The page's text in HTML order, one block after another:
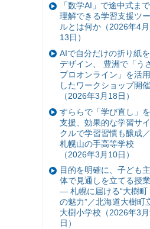
「数学AI」で途中式まで
理解できる学習支援ツー
ルとは何か（2026年4月
13日）
AIで自分だけの折り紙を
デザイン、 豊洲で「う
プロオンライン」を活用
したワークショップ開催
（2026年3月18日）
すららで「学び直し」を
支援、効果的な学習サイ
クルで学習習慣も醸成／
札幌山の手高等学校
（2026年3月10日）
目的を明確に、子ども主
体で見通しを立てる授業
— 札幌に届ける“大樹町
の魅力”／北海道大樹町
大樹小学校（2026年3
日）